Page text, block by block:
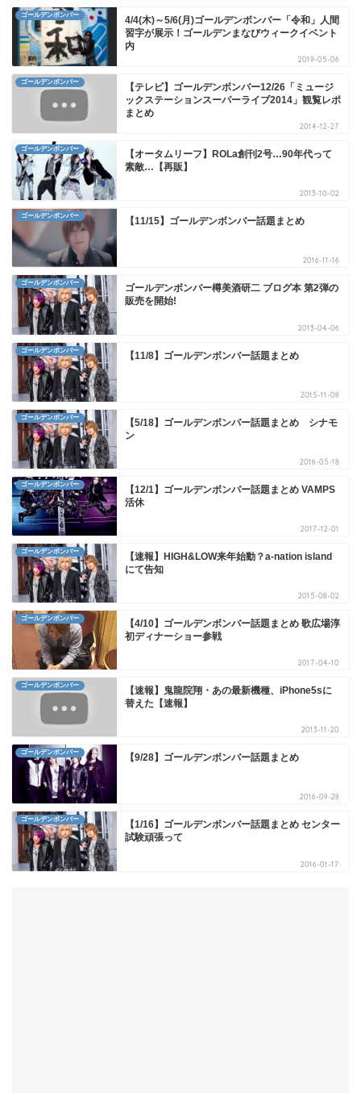
ゴールデンボンバー
4/4(木)～5/6(月)ゴールデンボンバー「令和」人間
習字が展示！ゴールデンまなびウィークイベント
内
2019-05-06
ゴールデンボンバー
【テレビ】ゴールデンボンバー12/26「ミュージ
ックステーションスーパーライブ2014」観覧レポ
まとめ
2014-12-27
ゴールデンボンバー
【オータムリーフ】ROLa創刊2号…90年代って
素敵…【再販】
2013-10-02
ゴールデンボンバー 【11/15】ゴールデンボンバー話題まとめ
2016-11-16
ゴールデンボンバー
ゴールデンボンバー樽美酒研二 ブログ本 第2弾の
販売を開始!
2013-04-06
ゴールデンボンバー 【11/8】ゴールデンボンバー話題まとめ
2015-11-08
ゴールデンボンバー
【5/18】ゴールデンボンバー話題まとめ シナモ
ン
2016-05-18
ゴールデンボンバー
【12/1】ゴールデンボンバー話題まとめ VAMPS
活休
2017-12-01
ゴールデンボンバー
【速報】HIGH&LOW来年始動？a-nation island
にて告知
2015-08-02
ゴールデンボンバー
【4/10】ゴールデンボンバー話題まとめ 歌広場淳
初ディナーショー参戦
2017-04-10
ゴールデンボンバー
【速報】鬼龍院翔・あの最新機種、iPhone5sに
替えた【速報】
2013-11-20
ゴールデンボンバー 【9/28】ゴールデンボンバー話題まとめ
2016-09-28
ゴールデンボンバー
【1/16】ゴールデンボンバー話題まとめ センター
試験頑張って
2016-01-17